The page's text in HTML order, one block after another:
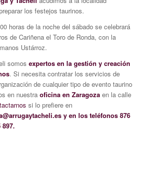
los festejos taurinos.
horas de la noche del sábado se celebrará
de Cariñena el Toro de Ronda, con la
Ustárroz.
somos expertos en la gestión y creación
. Si necesita contratar los servicios de
de cualquier tipo de evento taurino
en nuestra oficina en Zaragozaen la calle
si lo prefiere en
y en los teléfonos 876
897.